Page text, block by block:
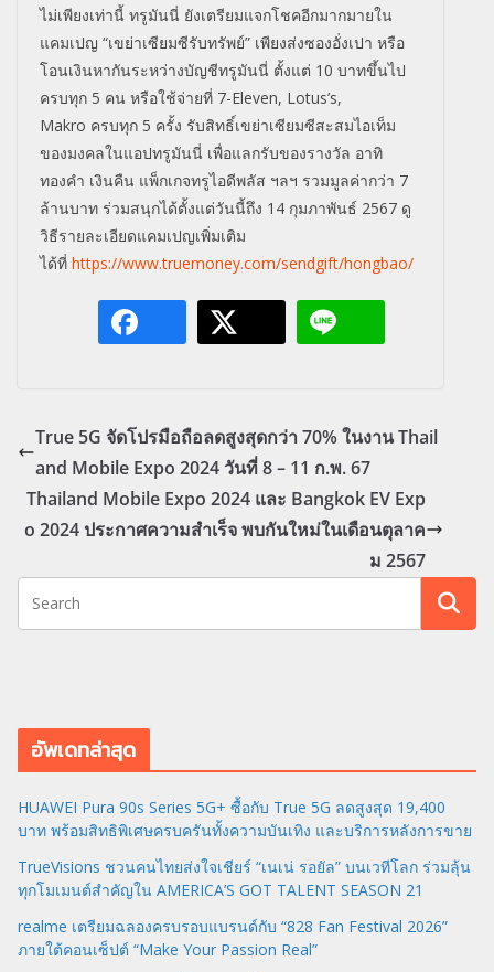
ไม่เพียงเท่านี้ ทรูมันนี่ ยังเตรียมแจกโชคอีกมากมายใน
แคมเปญ “เขย่าเซียมซีรับทรัพย์” เพียงส่งซองอั่งเปา หรือ
โอนเงินหากันระหว่างบัญชีทรูมันนี่ ตั้งแต่ 10 บาทขึ้นไป
ครบทุก 5 คน หรือใช้จ่ายที่ 7-Eleven, Lotus’s,
Makro ครบทุก 5 ครั้ง รับสิทธิ์เขย่าเซียมซีสะสมไอเท็ม
ของมงคลในแอปทรูมันนี่ เพื่อแลกรับของรางวัล อาทิ
ทองคำ เงินคืน แพ็กเกจทรูไอดีพลัส ฯลฯ รวมมูลค่ากว่า 7
ล้านบาท ร่วมสนุกได้ตั้งแต่วันนี้ถึง 14 กุมภาพันธ์ 2567 ดู
วิธีรายละเอียดแคมเปญเพิ่มเติม
ได้ที่ https://www.truemoney.com/sendgift/hongbao/
True 5G จัดโปรมือถือลดสูงสุดกว่า 70% ในงาน Thail
and Mobile Expo 2024 วันที่ 8 – 11 ก.พ. 67
Thailand Mobile Expo 2024 และ Bangkok EV Exp
o 2024 ประกาศความสำเร็จ พบกันใหม่ในเดือนตุลาค
ม 2567
อัพเดทล่าสุด
HUAWEI Pura 90s Series 5G+ ซื้อกับ True 5G ลดสูงสุด 19,400
บาท พร้อมสิทธิพิเศษครบครันทั้งความบันเทิง และบริการหลังการขาย
TrueVisions ชวนคนไทยส่งใจเชียร์ “เนเน่ รอยัล” บนเวทีโลก ร่วมลุ้น
ทุกโมเมนต์สำคัญใน AMERICA’S GOT TALENT SEASON 21
realme เตรียมฉลองครบรอบแบรนด์กับ “828 Fan Festival 2026”
ภายใต้คอนเซ็ปต์ “Make Your Passion Real”